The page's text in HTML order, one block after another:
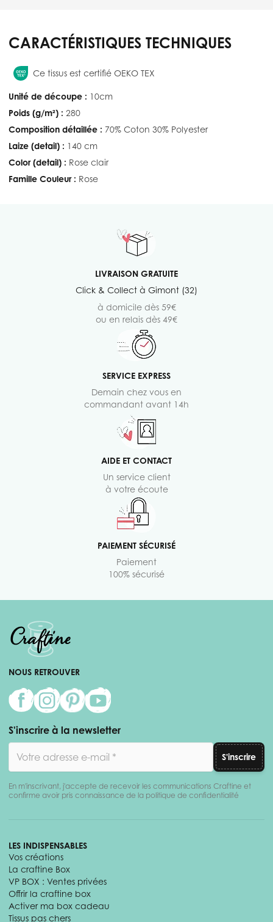
CARACTÉRISTIQUES TECHNIQUES
Ce tissus est certifié OEKO TEX
Unité de découpe : 10cm
Poids (g/m²) : 280
Composition détaillée : 70% Coton 30% Polyester
Laize (detail) : 140 cm
Color (detail) : Rose clair
Famille Couleur : Rose
LIVRAISON GRATUITE
Click & Collect à Gimont (32)
à domicile dès 59€
ou en relais dès 49€
SERVICE EXPRESS
Demain chez vous en
commandant avant 14h
AIDE ET CONTACT
Un service client
à votre écoute
PAIEMENT SÉCURISÉ
Paiement
100% sécurisé
NOUS RETROUVER
S'inscrire à la newsletter
S'inscrire
En m'inscrivant, j'accepte de recevoir les communications Craftine et
confirme avoir pris connaissance de la politique de confidentialité
LES INDISPENSABLES
Vos créations
La craftine Box
VP BOX : Ventes privées
Offrir la craftine box
Activer ma box cadeau
Tissus pas chers